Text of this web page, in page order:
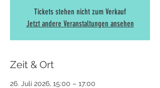
Tickets stehen nicht zum Verkauf
Jetzt andere Veranstaltungen ansehen
Zeit & Ort
26. Juli 2026, 15:00 – 17:00